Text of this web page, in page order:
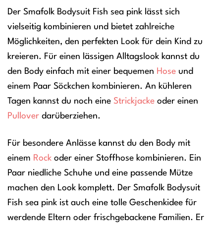
Der Smafolk Bodysuit Fish sea pink lässt sich
vielseitig kombinieren und bietet zahlreiche
Möglichkeiten, den perfekten Look für dein Kind zu
kreieren. Für einen lässigen Alltagslook kannst du
den Body einfach mit einer bequemen Hose und
einem Paar Söckchen kombinieren. An kühleren
Tagen kannst du noch eine Strickjacke oder einen
Pullover darüberziehen.
Für besondere Anlässe kannst du den Body mit
einem Rock oder einer Stoffhose kombinieren. Ein
Paar niedliche Schuhe und eine passende Mütze
machen den Look komplett. Der Smafolk Bodysuit
Fish sea pink ist auch eine tolle Geschenkidee für
werdende Eltern oder frischgebackene Familien. Er